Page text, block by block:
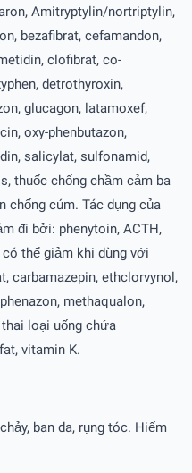
Amitryptylin/nortriptylin,
bezafibrat, cefamandon,
clofibrat, co-
detrothyroxin,
glucagon, latamoxef,
oxy-phenbutazon,
salicylat, sulfonamid,
thuốc chống chầm cảm ba
chống cúm. Tác dụng của
đi bởi: phenytoin, ACTH,
thể giảm khi dùng với
carbamazepin, ethclorvynol,
methaqualon,
loại uống chứa
vitamin K.
ban da, rụng tóc. Hiếm